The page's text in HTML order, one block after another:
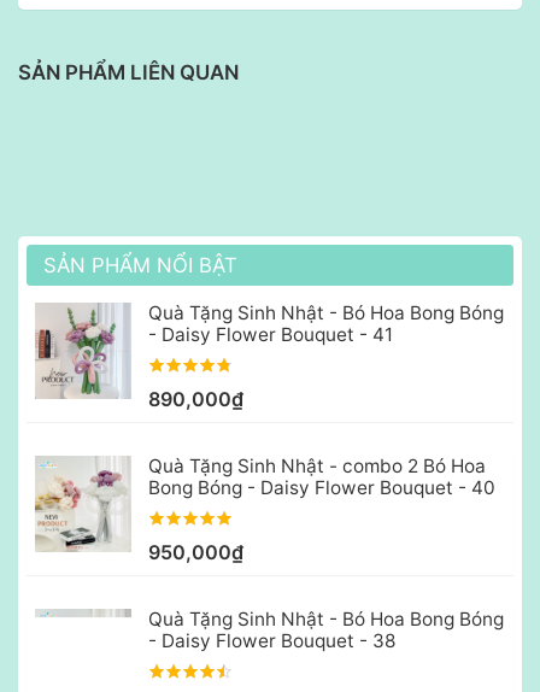
SẢN PHẨM LIÊN QUAN
SẢN PHẨM NỔI BẬT
Quà Tặng Sinh Nhật - Bó Hoa Bong Bóng
- Daisy Flower Bouquet - 41
890,000₫
Quà Tặng Sinh Nhật - combo 2 Bó Hoa
Bong Bóng - Daisy Flower Bouquet - 40
950,000₫
Quà Tặng Sinh Nhật - Bó Hoa Bong Bóng
- Daisy Flower Bouquet - 38